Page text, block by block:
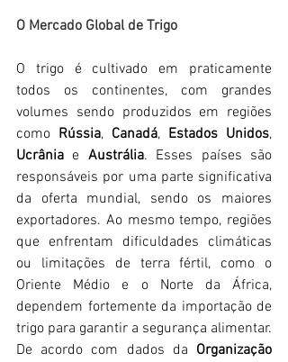
O Mercado Global de Trigo
O trigo é cultivado em praticamente
todos os continentes, com grandes
volumes sendo produzidos em regiões
como Rússia, Canadá, Estados Unidos
Ucrânia e Austrália. Esses países são
responsáveis por uma parte significativa
da oferta mundial, sendo os maiores
exportadores. Ao mesmo tempo, regiões
que enfrentam dificuldades climáticas
ou limitações de terra fértil, como o
Oriente Médio e o Norte da África,
dependem fortemente da importação de
trigo para garantir a segurança alimentar.
De acordo com dados da Organização